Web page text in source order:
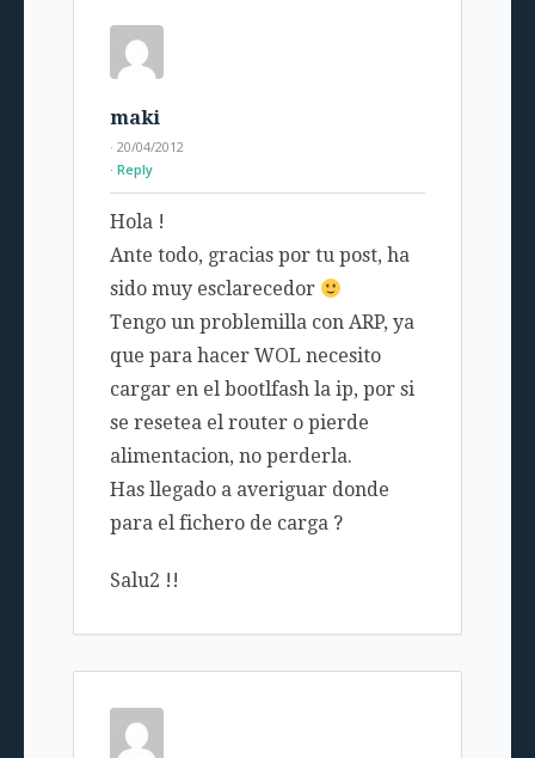
maki
· 20/04/2012
Reply
Hola !
Ante todo, gracias por tu post, ha
sido muy esclarecedor
Tengo un problemilla con ARP, ya
que para hacer WOL necesito
cargar en el bootlfash la ip, por si
se resetea el router o pierde
alimentacion, no perderla.
Has llegado a averiguar donde
para el fichero de carga ?
Salu2 !!